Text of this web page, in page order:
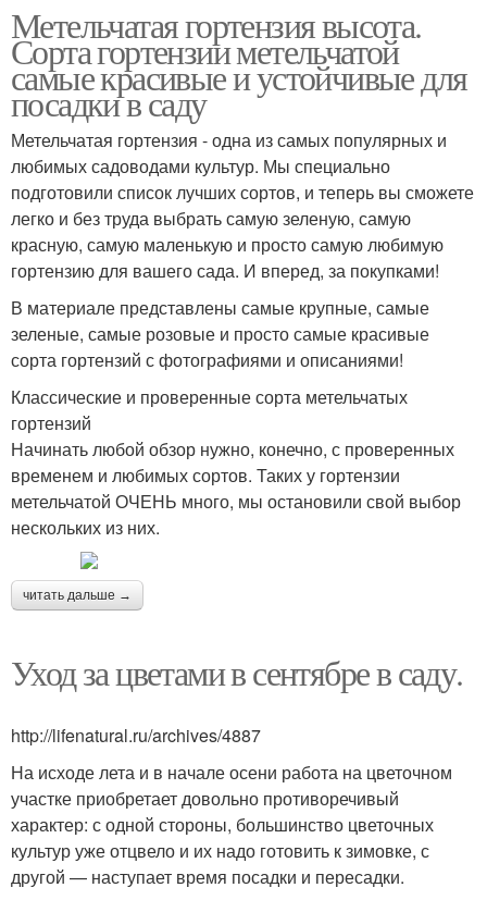
Метельчатая гортензия высота.
Сорта гортензии метельчатой
самые красивые и устойчивые для
посадки в саду
Метельчатая гортензия - одна из самых популярных и
любимых садоводами культур. Мы специально
подготовили список лучших сортов, и теперь вы сможете
легко и без труда выбрать самую зеленую, самую
красную, самую маленькую и просто самую любимую
гортензию для вашего сада. И вперед, за покупками!
В материале представлены самые крупные, самые
зеленые, самые розовые и просто самые красивые
сорта гортензий с фотографиями и описаниями!
Классические и проверенные сорта метельчатых
гортензий
Начинать любой обзор нужно, конечно, с проверенных
временем и любимых сортов. Таких у гортензии
метельчатой ОЧЕНЬ много, мы остановили свой выбор
нескольких из них.
читать дальше →
Уход за цветами в сентябре в саду.
http://lifenatural.ru/archives/4887
На исходе лета и в начале осени работа на цветочном
участке приобретает довольно противоречивый
характер: с одной стороны, большинство цветочных
культур уже отцвело и их надо готовить к зимовке, с
другой — наступает время посадки и пересадки.